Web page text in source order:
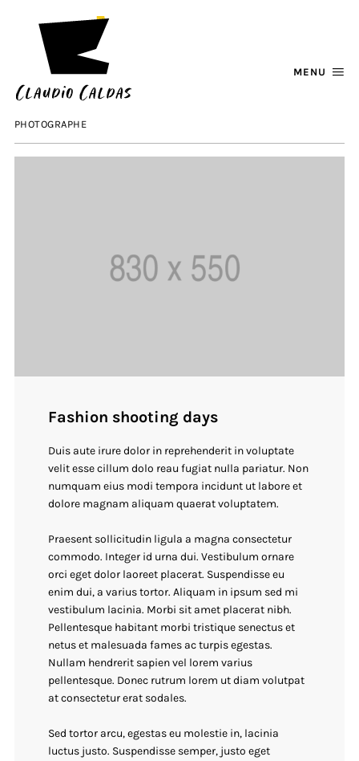
PHOTOGRAPHE
MENU
Fashion shooting days
Duis aute irure dolor in reprehenderit in voluptate
velit esse cillum dolo reau fugiat nulla pariatur. Non
numquam eius modi tempora incidunt ut labore et
dolore magnam aliquam quaerat voluptatem.
Praesent sollicitudin ligula a magna consectetur
commodo. Integer id urna dui. Vestibulum ornare
orci eget dolor laoreet placerat. Suspendisse eu
enim dui, a varius tortor. Aliquam in ipsum sed mi
vestibulum lacinia. Morbi sit amet placerat nibh.
Pellentesque habitant morbi tristique senectus et
netus et malesuada fames ac turpis egestas.
Nullam hendrerit sapien vel lorem varius
pellentesque. Donec rutrum lorem ut diam volutpat
at consectetur erat sodales.
Sed tortor arcu, egestas eu molestie in, lacinia
luctus justo. Suspendisse semper, justo eget